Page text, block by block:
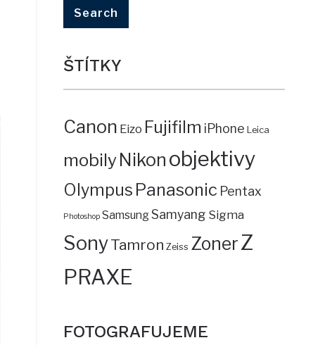
ŠTÍTKY
Canon Eizo Fujifilm iPhone Leica
mobilyNikon objektivy
Olympus Panasonic Pentax
Photoshop SamsungSamyang Sigma
SonyTamron Zeiss ZonerZ
PRAXE
FOTOGRAFUJEME